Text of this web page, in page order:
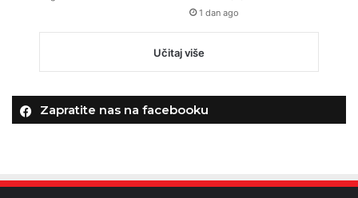
1 dan ago
Učitaj više
Zapratite nas na facebooku